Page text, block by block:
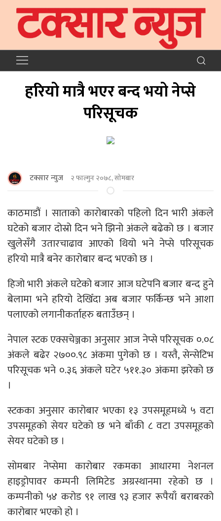
हरियो मात्रै भएर बन्द भयो नेप्से
परिसूचक
टक्सार न्युज २ फाल्गुन २०७८, सोमबार
काठमाडौं । साताको कारोबारको पहिलो दिन भारी अंकले
घटेको बजार दोस्रो दिन भने झिनो अंकले बढेको छ । बजार
खुलेसँगै उतारचाढाव आएको थियो भने नेप्से परिसूचक
हरियो मात्रै बनेर कारोबार बन्द भएको छ ।
हिजो भारी अंकले घटेको बजार आज घटेपनि बजार बन्द हुने
बेलामा भने हरियो देखिँदा अब बजार फर्किन्छ भने आशा
पलाएको लगानीकर्ताहरु बताउँछन् ।
नेपाल स्टक एक्सचेञ्जका अनुसार आज नेप्से परिसूचक ०.०८
अंकले बढेर २७००.९८ अंकमा पुगेको छ । यस्तै, सेन्सेटिभ
परिसूचक भने ०.३६ अंकले घटेर ५११.३० अंकमा झरेको छ
।
स्टकका अनुसार कारोबार भएका १३ उपसमूहमध्ये ५ वटा
उपसमूहको सेयर घटेको छ भने बाँकी ८ वटा उपसमूहको
सेयर घटेको छ ।
सोमबार नेप्सेमा कारोबार रकमका आधारमा नेशनल
हाइड्रोपावर कम्पनी लिमिटेड अग्रस्थानमा रहेको छ ।
कम्पनीको ५४ करोड ९१ लाख ९३ हजार रूपैयाँ बराबरको
कारोबार भएको हो ।